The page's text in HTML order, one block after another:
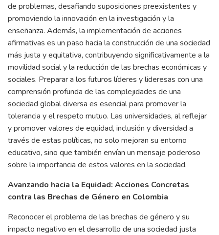
de problemas, desafiando suposiciones preexistentes y
promoviendo la innovación en la investigación y la
enseñanza. Además, la implementación de acciones
afirmativas es un paso hacia la construcción de una sociedad
más justa y equitativa, contribuyendo significativamente a la
movilidad social y la reducción de las brechas económicas y
sociales. Preparar a los futuros líderes y lideresas con una
comprensión profunda de las complejidades de una
sociedad global diversa es esencial para promover la
tolerancia y el respeto mutuo. Las universidades, al reflejar
y promover valores de equidad, inclusión y diversidad a
través de estas políticas, no solo mejoran su entorno
educativo, sino que también envían un mensaje poderoso
sobre la importancia de estos valores en la sociedad.
Avanzando hacia la Equidad: Acciones Concretas
contra las Brechas de Género en Colombia
Reconocer el problema de las brechas de género y su
impacto negativo en el desarrollo de una sociedad justa